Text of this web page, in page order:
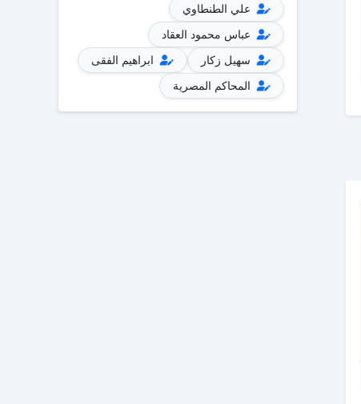
علي الطنطاوي
عباس محمود العقاد
سهيل زكار
ابراهيم الفقى
المحاكم المصرية